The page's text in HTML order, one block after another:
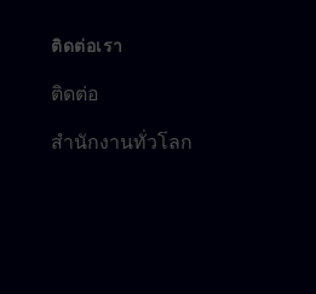
ติดต่อเรา
ติดต่อ
สำนักงานทั่วโลก